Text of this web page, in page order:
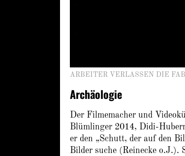
ARBEITER VERLASSEN DIE
Archäologie
Der Filmemacher und
Blümlinger 2014, Didi-
er den „Schutt, der auf den
Bilder suche (Reinecke o.J.).